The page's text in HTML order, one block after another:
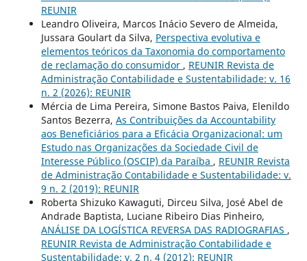
REUNIR
Leandro Oliveira, Marcos Inácio Severo de Almeida,
Jussara Goulart da Silva, Perspectiva evolutiva e
elementos teóricos da Taxonomia do comportamento
de reclamação do consumidor , REUNIR Revista de
Administração Contabilidade e Sustentabilidade: v. 16
n. 2 (2026): REUNIR
Mércia de Lima Pereira, Simone Bastos Paiva, Elenildo
Santos Bezerra, As Contribuições da Accountability
aos Beneficiários para a Eficácia Organizacional: um
Estudo nas Organizações da Sociedade Civil de
Interesse Público (OSCIP) da Paraíba , REUNIR Revista
de Administração Contabilidade e Sustentabilidade: v.
9 n. 2 (2019): REUNIR
Roberta Shizuko Kawaguti, Dirceu Silva, José Abel de
Andrade Baptista, Luciane Ribeiro Dias Pinheiro,
ANÁLISE DA LOGÍSTICA REVERSA DAS RADIOGRAFIAS ,
REUNIR Revista de Administração Contabilidade e
Sustentabilidade: v. 2 n. 4 (2012): REUNIR